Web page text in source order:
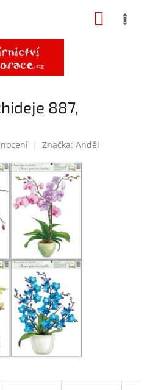
887,
Značka: Anděl